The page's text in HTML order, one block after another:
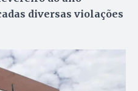
diversas violações